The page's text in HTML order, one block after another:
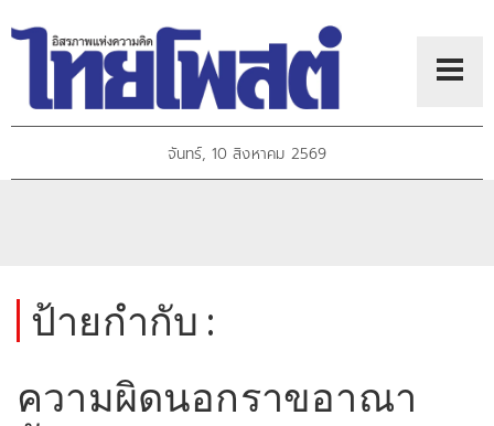
จันทร์, 10 สิงหาคม 2569
ป้ายกำกับ :
ความผิดนอกราขอาณา